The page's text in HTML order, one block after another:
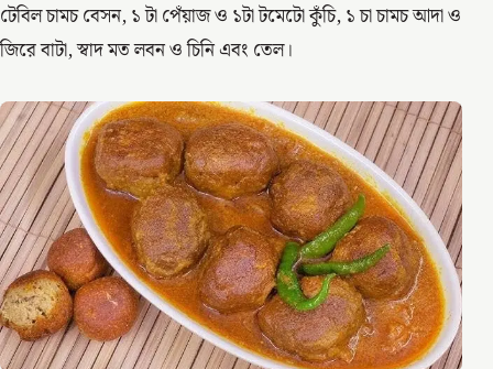
টেবিল চামচ বেসন, ১ টা পেঁয়াজ ও ১টা টমেটো কুঁচি, ১ চা চামচ আদা ও
জিরে বাটা, স্বাদ মত লবন ও চিনি এবং তেল।